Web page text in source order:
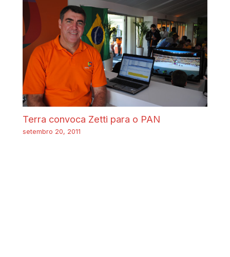
Terra convoca Zetti para o PAN
setembro 20, 2011